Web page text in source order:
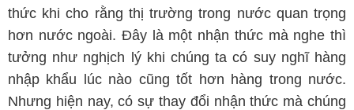
thức khi cho rằng thị trường trong nước quan trọng
hơn nước ngoài. Đây là một nhận thức mà nghe thì
tưởng như nghịch lý khi chúng ta có suy nghĩ hàng
nhập khẩu lúc nào cũng tốt hơn hàng trong nước.
Nhưng hiện nay, có sự thay đổi nhận thức mà chúng